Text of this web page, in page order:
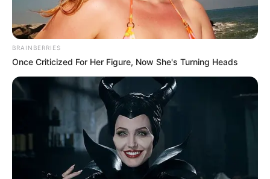
BRAINBERRIES
Once Criticized For Her Figure, Now She's Turning Heads